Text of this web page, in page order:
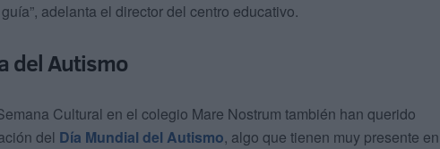
adelanta el director del centro educativo.
del Autismo
Cultural en el colegio Mare Nostrum también han querido
del Día Mundial del Autismo, algo que tienen muy presente en